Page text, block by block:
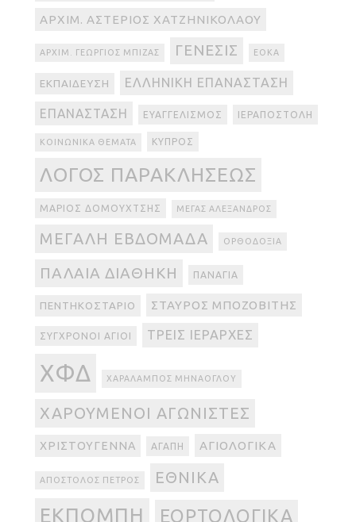
ΑΡΧΙΜ. ΑΣΤΈΡΙΟΣ ΧΑΤΖΗΝΙΚΟΛΆΟΥ
ΑΡΧΙΜ. ΓΕΏΡΓΙΟΣ ΜΠΊΖΑΣ ΓΈΝΕΣΙΣ ΕΟΚΑ
ΕΚΠΑΊΔΕΥΣΗ ΕΛΛΗΝΙΚΉ ΕΠΑΝΆΣΤΑΣΗ
ΕΠΑΝΆΣΤΑΣΗ ΕΥΑΓΓΕΛΙΣΜΌΣ ΙΕΡΑΠΟΣΤΟΛΉ
ΚΟΙΝΩΝΙΚΆ ΘΈΜΑΤΑ ΚΎΠΡΟΣ
ΛΌΓΟΣ ΠΑΡΑΚΛΉΣΕΩΣ
ΜΆΡΙΟΣ ΔΟΜΟΥΧΤΣΉΣ ΜΈΓΑΣ ΑΛΈΞΑΝΔΡΟΣ
ΜΕΓΆΛΗ ΕΒΔΟΜΆΔΑ ΟΡΘΟΔΟΞΊΑ
ΠΑΛΑΙΆ ΔΙΑΘΉΚΗ ΠΑΝΑΓΊΑ
ΠΕΝΤΗΚΟΣΤΆΡΙΟ ΣΤΑΎΡΟΣ ΜΠΟΖΟΒΊΤΗΣ
ΣΎΓΧΡΟΝΟΙ ΆΓΙΟΙ ΤΡΕΙΣ ΙΕΡΆΡΧΕΣ
ΧΦΔ ΧΑΡΆΛΑΜΠΟΣ ΜΗΝΆΟΓΛΟΥ
ΧΑΡΟΎΜΕΝΟΙ ΑΓΩΝΙΣΤΈΣ
ΧΡΙΣΤΟΎΓΕΝΝΑ ΑΓΆΠΗ ΑΓΙΟΛΟΓΙΚΆ
ΑΠΌΣΤΟΛΟΣ ΠΈΤΡΟΣ ΕΘΝΙΚΆ
ΕΚΠΟΜΠΉ ΕΟΡΤΟΛΟΓΙΚΆ